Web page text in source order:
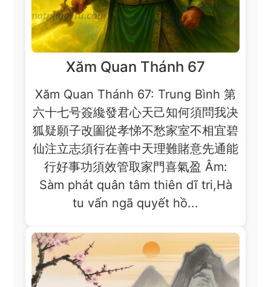
Xăm Quan Thánh 67
Xăm Quan Thánh 67: Trung Bình 第
六十七号簽纔發君心天己知何須問我决
狐疑願子改圗從孝悌不愁家室不相宜碧
仙注立志須行在善中天理難賭意先通能
行好事功須效管取家門喜氣盈 Âm:
Sàm phát quân tâm thiên dĩ tri,Hà
tu vấn ngã quyết hồ...